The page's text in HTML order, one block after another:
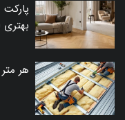
پارکت
بهتری
هر متر